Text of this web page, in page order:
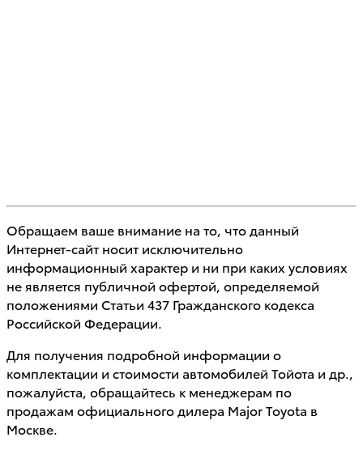
Обращаем ваше внимание на то, что данный
Интернет-сайт носит исключительно
информационный характер и ни при каких условиях
не является публичной офертой, определяемой
положениями Статьи 437 Гражданского кодекса
Российской Федерации.
Для получения подробной информации о
комплектации и стоимости автомобилей Тойота и др.,
пожалуйста, обращайтесь к менеджерам по
продажам официального дилера Major Toyota в
Москве.